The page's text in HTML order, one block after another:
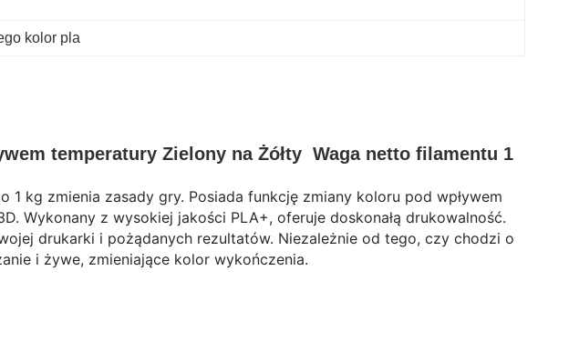
kolor pla
temperatury Zielony na Żółty Waga netto filamentu 1
kg zmienia zasady gry. Posiada funkcję zmiany koloru pod wpływem
Wykonany z wysokiej jakości PLA+, oferuje doskonałą drukowalność.
drukarki i pożądanych rezultatów. Niezależnie od tego, czy chodzi o
i żywe, zmieniające kolor wykończenia.